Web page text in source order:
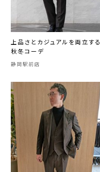
上品さとカジュアルを両立する
秋冬コーデ
静岡駅前店